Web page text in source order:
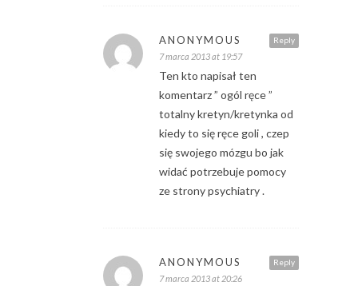
Reply
ANONYMOUS
7 marca 2013 at 19:57
Ten kto napisał ten
komentarz ” ogól ręce ”
totalny kretyn/kretynka od
kiedy to się ręce goli , czep
się swojego mózgu bo jak
widać potrzebuje pomocy
ze strony psychiatry .
Reply
ANONYMOUS
7 marca 2013 at 20:26